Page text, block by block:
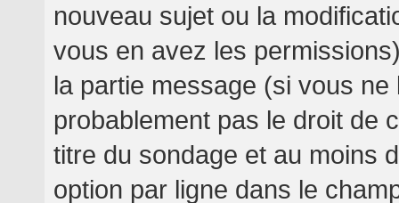
nouveau sujet ou la
vous en avez les
la partie message (si vous ne
probablement pas le droit de
titre du sondage et au moins
option par ligne dans le